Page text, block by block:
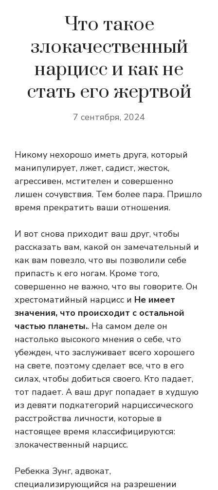
Что такое
злокачественный
нарцисс и как не
стать его жертвой
7 сентября, 2024
Никому нехорошо иметь друга, который
манипулирует, лжет, садист, жесток,
агрессивен, мстителен и совершенно
лишен сочувствия. Тем более пара. Пришло
время прекратить ваши отношения.
И вот снова приходит ваш друг, чтобы
рассказать вам, какой он замечательный и
как вам повезло, что вы позволили себе
припасть к его ногам. Кроме того,
совершенно не важно, что вы говорите. Он
хрестоматийный нарцисс и Не имеет
значения, что происходит с остальной
частью планеты.. На самом деле он
настолько высокого мнения о себе, что
убежден, что заслуживает всего хорошего
на свете, поэтому сделает все, что в его
силах, чтобы добиться своего. Кто падает,
тот падает. А ваш друг попадает в худшую
из девяти подкатегорий нарциссического
расстройства личности, которые в
настоящее время классифицируются:
злокачественный нарцисс.
Ребекка Зунг, адвокат,
специализирующийся на разрешении